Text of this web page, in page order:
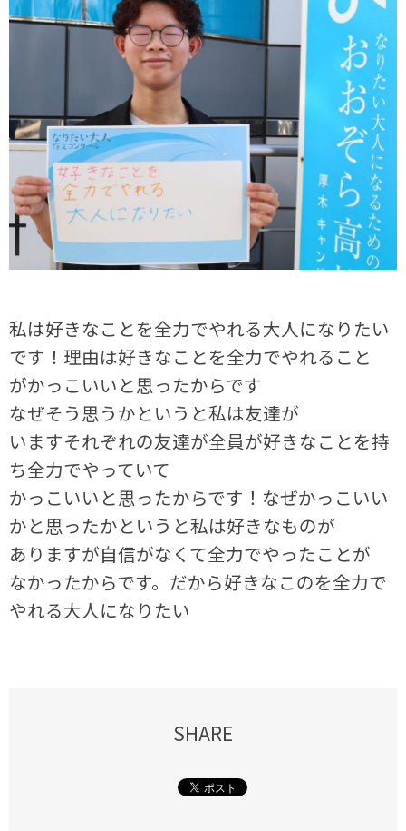
私は好きなことを全力でやれる大人になりたい
です！理由は好きなことを全力でやれること
がかっこいいと思ったからです
なぜそう思うかというと私は友達が
いますそれぞれの友達が全員が好きなことを持
ち全力でやっていて
かっこいいと思ったからです！なぜかっこいい
かと思ったかというと私は好きなものが
ありますが自信がなくて全力でやったことが
なかったからです。だから好きなこのを全力で
やれる大人になりたい
SHARE